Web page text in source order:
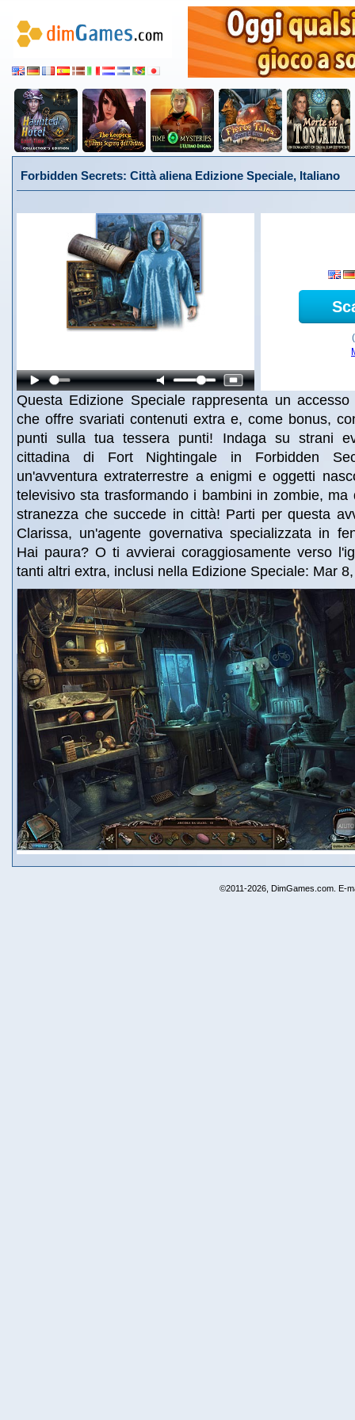
Forbidden Secrets: Città aliena Edizione Speciale, Italiano
Questa Edizione Speciale rappresenta un
che offre svariati contenuti extra e, come bonus,
punti sulla tua tessera punti! Indaga su strani
cittadina di Fort Nightingale in Forbidden
un'avventura extraterrestre a enigmi e oggetti
televisivo sta trasformando i bambini in zombie, ma
stranezza che succede in città! Parti per questa
Clarissa, un'agente governativa specializzata in
Hai paura? O ti avvierai coraggiosamente verso
tanti altri extra, inclusi nella Edizione Speciale: Mar
©2011-2026, DimGames.com. E-